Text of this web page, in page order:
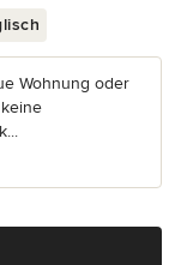
Wohnung oder